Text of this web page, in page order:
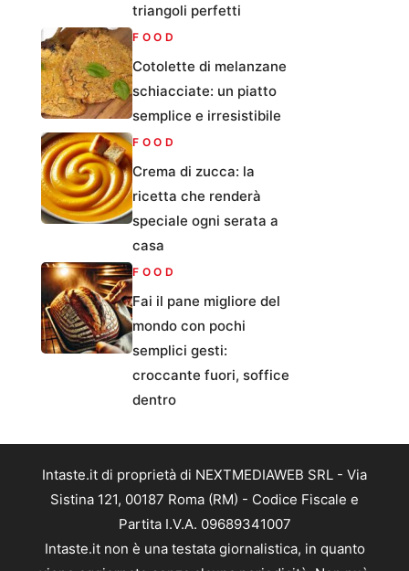
triangoli perfetti
FOOD
Cotolette di melanzane
schiacciate: un piatto
semplice e irresistibile
FOOD
Crema di zucca: la
ricetta che renderà
speciale ogni serata a
casa
FOOD
Fai il pane migliore del
mondo con pochi
semplici gesti:
croccante fuori, soffice
dentro
Intaste.it di proprietà di NEXTMEDIAWEB SRL - Via
Sistina 121, 00187 Roma (RM) - Codice Fiscale e
Partita I.V.A. 09689341007
Intaste.it non è una testata giornalistica, in quanto